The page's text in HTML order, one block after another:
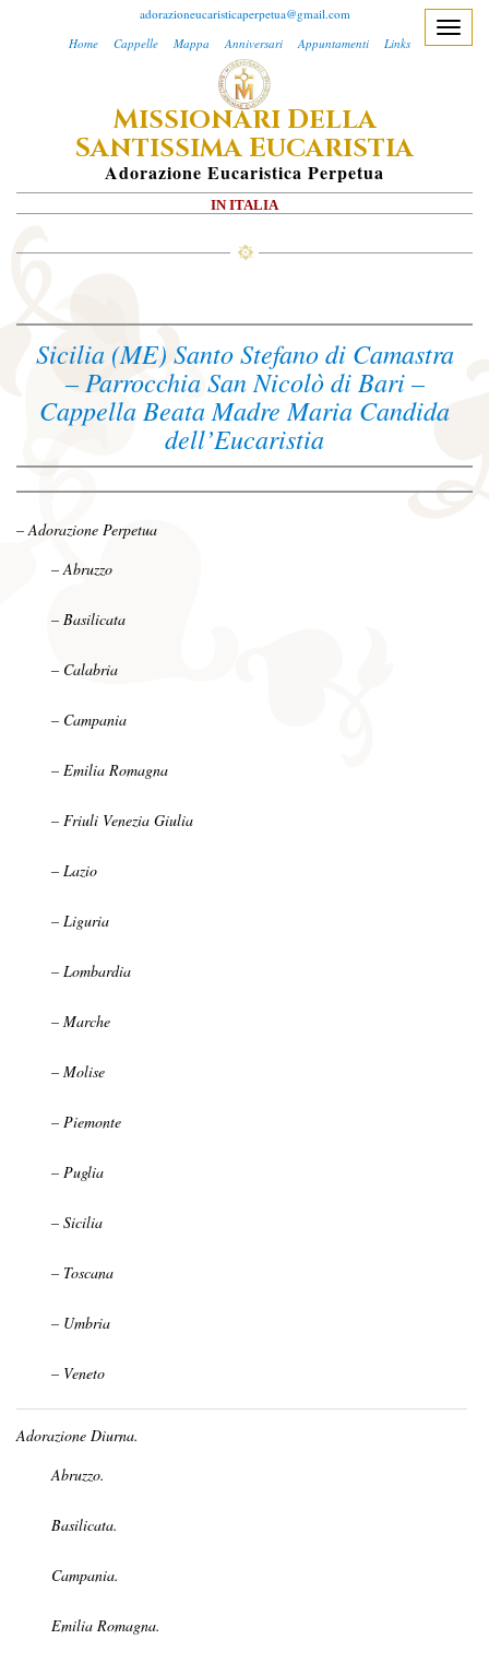
adorazioneucaristicaperpetua@gmail.com
Home
Cappelle Mappa Anniversari Appuntamenti Links
MISSIONARI DELLA
SANTISSIMA EUCARISTIA
ADorazione EUcaristica PErpetua
IN ITALIA
T
n
v
a
t
o
Sicilia (ME) Santo Stefano di Camastra
– Parrocchia San Nicolò di Bari –
Cappella Beata Madre Maria Candida
dell’Eucaristia
– Adorazione Perpetua
– Abruzzo
– Basilicata
– Calabria
– Campania
– Emilia Romagna
– Friuli Venezia Giulia
– Lazio
– Liguria
– Lombardia
– Marche
– Molise
– Piemonte
– Puglia
– Sicilia
– Toscana
– Umbria
– Veneto
Adorazione Diurna.
Abruzzo.
Basilicata.
Campania.
Emilia Romagna.